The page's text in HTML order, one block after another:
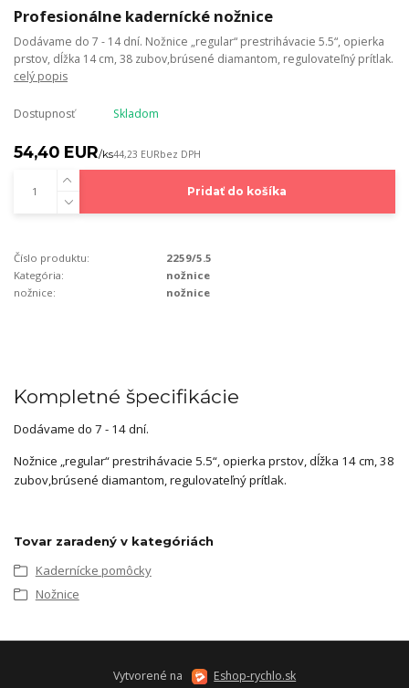
Profesionálne kadernícké nožnice
Dodávame do 7 - 14 dní. Nožnice „regular“ prestrihávacie 5.5“, opierka
prstov, dĺžka 14 cm, 38 zubov,brúsené diamantom, regulovateľný prítlak.
celý popis
Dostupnosť Skladom
54,40 EUR/ks44,23 EURbez DPH
Pridať do košíka
Číslo produktu:
2259/5.5
Kategória:
nožnice
nožnice:
nožnice
Kompletné špecifikácie
Dodávame do 7 - 14 dní.
Nožnice „regular“ prestrihávacie 5.5“, opierka prstov, dĺžka 14 cm, 38
zubov,brúsené diamantom, regulovateľný prítlak.
Tovar zaradený v kategóriách
Kadernícke pomôcky
Nožnice
Vytvorené na Eshop-rychlo.sk